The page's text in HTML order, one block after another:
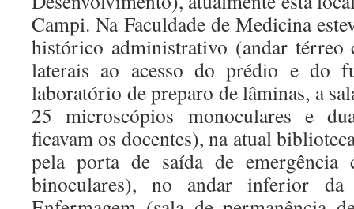
Campi. Na Faculdade de Medicina
histórico administrativo (andar térreo
laterais ao acesso do prédio e do
laboratório de preparo de lâminas, a
25 microscópios monoculares e
ficavam os docentes), na atual
pela porta de saída de emergência
binoculares), no andar inferior da